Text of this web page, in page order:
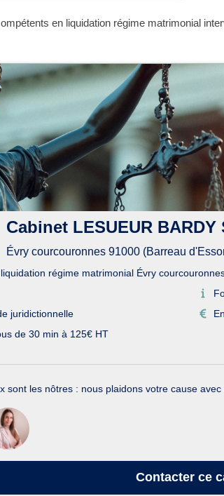
en liquidation régime matrimonial
liquidation régime
Cabinet LESUEUR BARDY
Évry courcouronnes 91000 (Barreau
régime matrimonial Évry
juridictionnelle
de 30 min à 125€ HT
sont les nôtres : nous plaidons votre cause avec
Contacter ce